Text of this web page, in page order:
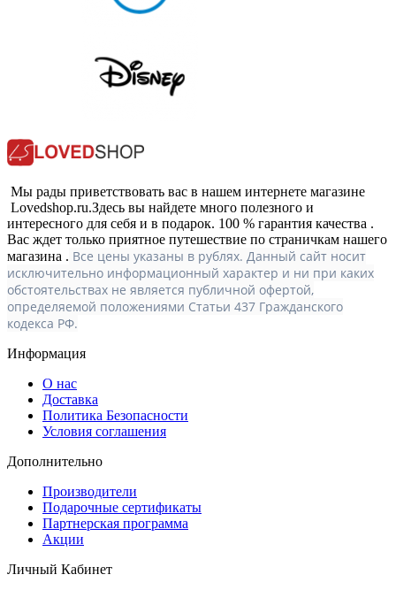
Мы рады приветствовать вас в нашем интернете магазине
Lovedshop.ru.Здесь вы найдете много полезного и
интересного для себя и в подарок. 100 % гарантия качества .
Вас ждет только приятное путешествие по страничкам нашего
магазина . Все цены указаны в рублях. Данный сайт носит
исключительно информационный характер и ни при каких
обстоятельствах не является публичной офертой,
определяемой положениями Статьи 437 Гражданского
кодекса РФ.
Информация
О нас
Доставка
Политика Безопасности
Условия соглашения
Дополнительно
Производители
Подарочные сертификаты
Партнерская программа
Акции
Личный Кабинет